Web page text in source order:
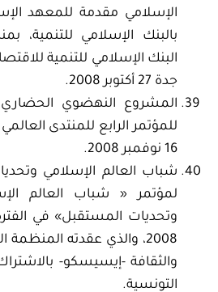
الإسلامي مقدمة للمعهد
بالبنك الإسلامي للتنمية،
جدة 27 أكتوبر 2008.
المشروع النهضوي
للمؤتمر الرابع للمنتدى
16 نوفمبر 2008.
شباب العالم الإسلامي
لمؤتمر « شباب العالم
2008، والذي عقدته المنظمة
والثقافة -إيسيسكو-
التونسية.